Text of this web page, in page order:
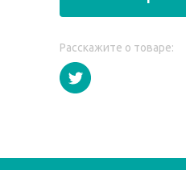
Расскажите о товаре: